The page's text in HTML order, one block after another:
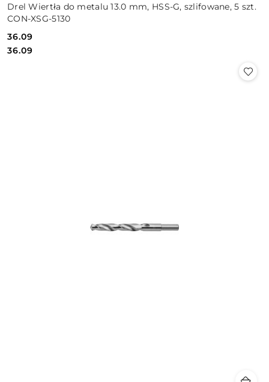
Drel Wiertła do metalu 13.0 mm, HSS-G, szlifowane, 5 szt.
CON-XSG-5130
Cena:
36.09
Cena:
36.09